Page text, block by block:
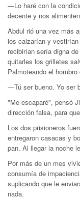
—Lo haré con la
decente y nos
Abdul rió una vez más
los calzarían y
recibirían sería digna
quitarles los grilletes
Palmoteando el
—Tú ser bueno. Yo ser
"Me escaparé", pensó
dirección falsa, para
Los dos prisioneros
entregaron casacas y
pan. Al llegar la noche
Por más de un mes
consumía de
suplicando que le
nada.